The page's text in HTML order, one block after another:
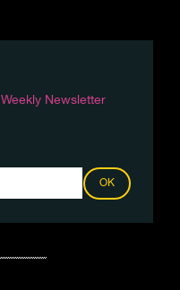
Weekly Newsletter
OK